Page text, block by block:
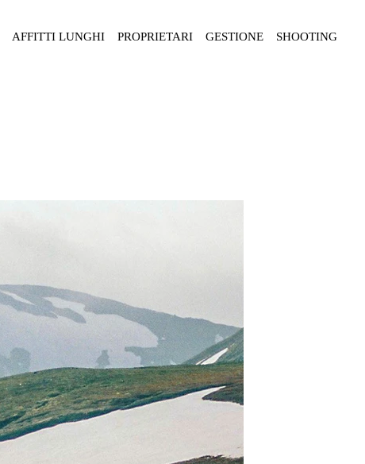
AFFITTI LUNGHI PROPRIETARI GESTIONE SHOOTING